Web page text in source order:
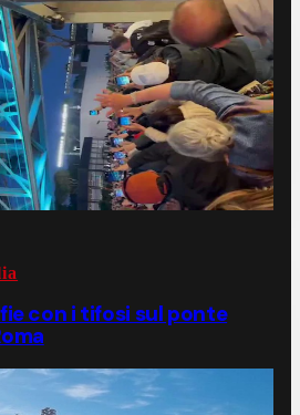
con i tifosi sul ponte